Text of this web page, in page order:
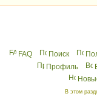
FAQ Поиск
Профиль
В этом